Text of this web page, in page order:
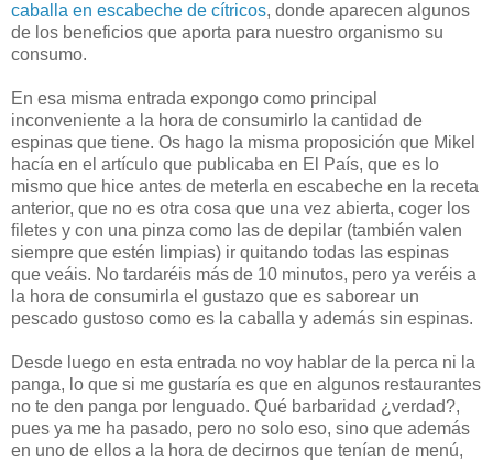
caballa en escabeche de cítricos, donde aparecen algunos
de los beneficios que aporta para nuestro organismo su
consumo.
En esa misma entrada expongo como principal
inconveniente a la hora de consumirlo la cantidad de
espinas que tiene. Os hago la misma proposición que Mikel
hacía en el artículo que publicaba en El País, que es lo
mismo que hice antes de meterla en escabeche en la receta
anterior, que no es otra cosa que una vez abierta, coger los
filetes y con una pinza como las de depilar (también valen
siempre que estén limpias) ir quitando todas las espinas
que veáis. No tardaréis más de 10 minutos, pero ya veréis a
la hora de consumirla el gustazo que es saborear un
pescado gustoso como es la caballa y además sin espinas.
Desde luego en esta entrada no voy hablar de la perca ni la
panga, lo que si me gustaría es que en algunos restaurantes
no te den panga por lenguado. Qué barbaridad ¿verdad?,
pues ya me ha pasado, pero no solo eso, sino que además
en uno de ellos a la hora de decirnos que tenían de menú,